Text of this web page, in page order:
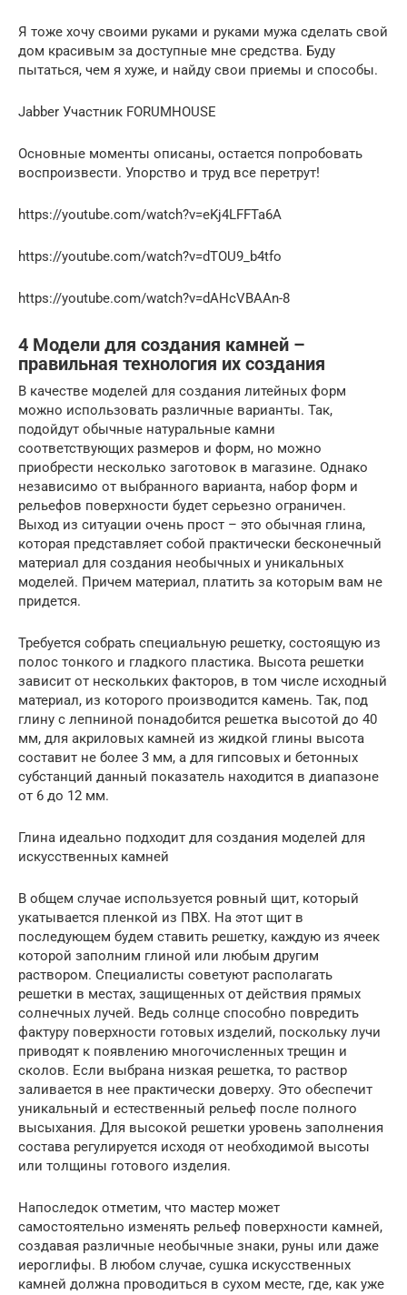
Я тоже хочу своими руками и руками мужа сделать свой
дом красивым за доступные мне средства. Буду
пытаться, чем я хуже, и найду свои приемы и способы.
Jabber Участник FORUMHOUSE
Основные моменты описаны, остается попробовать
воспроизвести. Упорство и труд все перетрут!
https://youtube.com/watch?v=eKj4LFFTa6A
https://youtube.com/watch?v=dTOU9_b4tfo
https://youtube.com/watch?v=dAHcVBAAn-8
4 Модели для создания камней –
правильная технология их создания
В качестве моделей для создания литейных форм
можно использовать различные варианты. Так,
подойдут обычные натуральные камни
соответствующих размеров и форм, но можно
приобрести несколько заготовок в магазине. Однако
независимо от выбранного варианта, набор форм и
рельефов поверхности будет серьезно ограничен.
Выход из ситуации очень прост – это обычная глина,
которая представляет собой практически бесконечный
материал для создания необычных и уникальных
моделей. Причем материал, платить за которым вам не
придется.
Требуется собрать специальную решетку, состоящую из
полос тонкого и гладкого пластика. Высота решетки
зависит от нескольких факторов, в том числе исходный
материал, из которого производится камень. Так, под
глину с лепниной понадобится решетка высотой до 40
мм, для акриловых камней из жидкой глины высота
составит не более 3 мм, а для гипсовых и бетонных
субстанций данный показатель находится в диапазоне
от 6 до 12 мм.
Глина идеально подходит для создания моделей для
искусственных камней
В общем случае используется ровный щит, который
укатывается пленкой из ПВХ. На этот щит в
последующем будем ставить решетку, каждую из ячеек
которой заполним глиной или любым другим
раствором. Специалисты советуют располагать
решетки в местах, защищенных от действия прямых
солнечных лучей. Ведь солнце способно повредить
фактуру поверхности готовых изделий, поскольку лучи
приводят к появлению многочисленных трещин и
сколов. Если выбрана низкая решетка, то раствор
заливается в нее практически доверху. Это обеспечит
уникальный и естественный рельеф после полного
высыхания. Для высокой решетки уровень заполнения
состава регулируется исходя от необходимой высоты
или толщины готового изделия.
Напоследок отметим, что мастер может
самостоятельно изменять рельеф поверхности камней,
создавая различные необычные знаки, руны или даже
иероглифы. В любом случае, сушка искусственных
камней должна проводиться в сухом месте, где, как уже